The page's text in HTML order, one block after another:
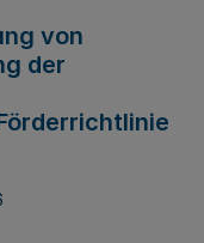
von
der